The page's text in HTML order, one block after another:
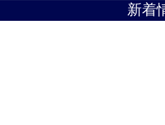
新着